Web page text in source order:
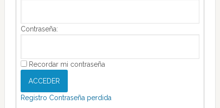
Contraseña:
Recordar mi contraseña
ACCEDER
Registro Contraseña perdida